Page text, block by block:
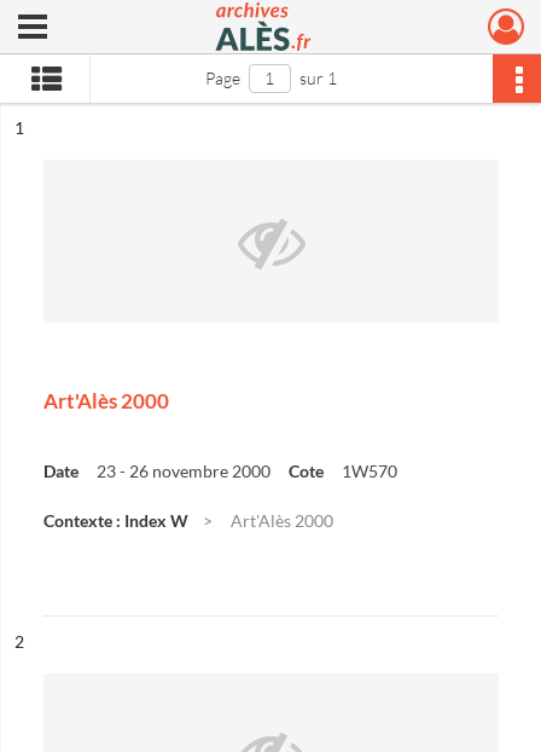
Archives municipales d'Alès
Ouvrir le menu déroulant
Page sur 1
n°
1
Art'Alès 2000
Date 23 - 26 novembre 2000 Cote 1W570
Contexte : Index W Art'Alès 2000
n°
2